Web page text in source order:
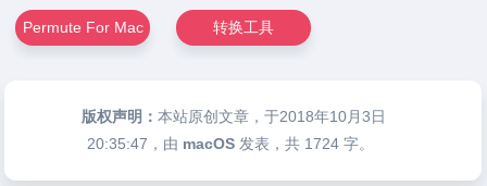
Permute For Mac 转换工具
版权声明：本站原创文章，于2018年10月3日
20:35:47 ，由 macOS 发表，共 1724 字。